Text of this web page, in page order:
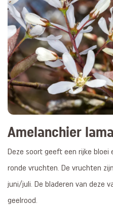
Amelanchier
Deze soort geeft een rijke bloei
ronde vruchten. De vruchten
juni/juli. De bladeren van deze
geelrood.